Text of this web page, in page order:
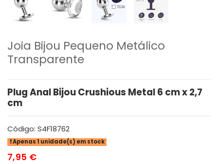
Joia Bijou Pequeno Metálico
Transparente
Plug Anal Bijou Crushious Metal 6 cm x 2,7
cm
Código: S4F18762
Apenas 1 unidade(s) em stock
7,95 €